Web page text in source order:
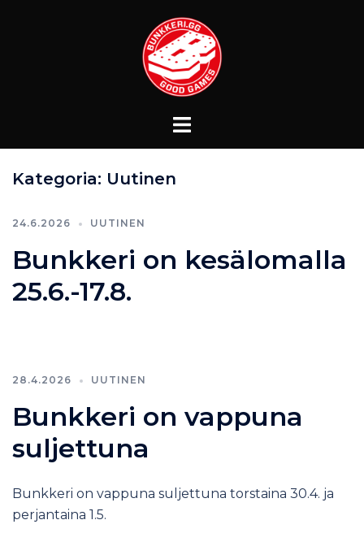
Kategoria: Uutinen
24.6.2026 UUTINEN
Bunkkeri on kesälomalla
25.6.-17.8.
28.4.2026 UUTINEN
Bunkkeri on vappuna
suljettuna
Bunkkeri on vappuna suljettuna torstaina 30.4. ja
perjantaina 1.5.